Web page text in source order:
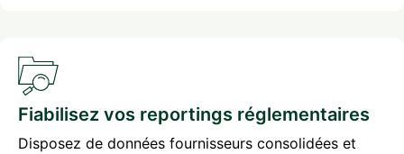
Fiabilisez vos reportings réglementaires
Disposez de données fournisseurs consolidées et